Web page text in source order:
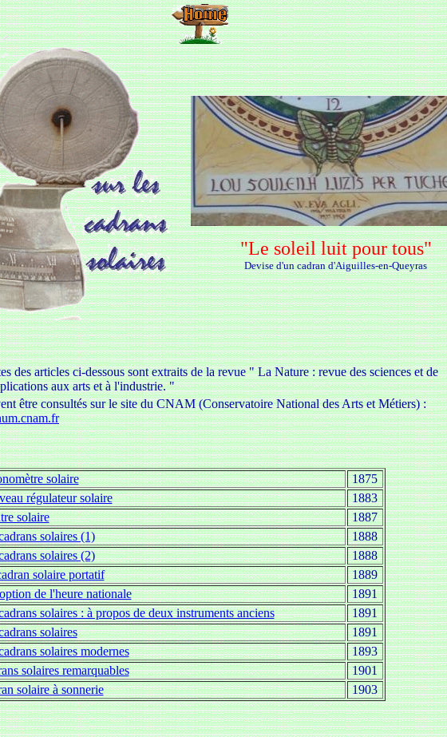
"Le soleil luit pour tous"
Devise d'un cadran d'Aiguilles-en-Queyras
des articles ci-dessous sont extraits de la revue " La Nature : revue des sciences et de
aux arts et à l'industrie. "
être consultés sur le site du CNAM (Conservatoire National des Arts et Métiers) :
solaire
1875
régulateur solaire
1883
solaire
1887
solaires (1)
1888
solaires (2)
1888
solaire portatif
1889
de l'heure nationale
1891
solaires : à propos de deux instruments anciens
1891
solaires
1891
solaires modernes
1893
solaires remarquables
1901
solaire à sonnerie
1903